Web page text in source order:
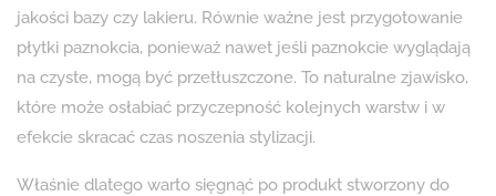
jakości bazy czy lakieru. Równie ważne jest przygotowanie
płytki paznokcia, ponieważ nawet jeśli paznokcie wyglądają
na czyste, mogą być przetłuszczone. To naturalne zjawisko,
które może osłabiać przyczepność kolejnych warstw i w
efekcie skracać czas noszenia stylizacji.
Właśnie dlatego warto sięgnąć po produkt stworzony do